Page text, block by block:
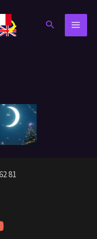
Rechercher
81